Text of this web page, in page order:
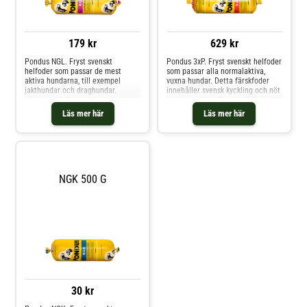
179 kr
Läs mer här
Pondus NGL. Fryst svenskt
helfoder som passar de mest
aktiva hundarna, till exempel
jakthundar och draghundar.
Högenergifoder som även kan ges
till hundar som behöver gå upp i
vikt. Detta färskfodrer är baserat
på svensk gris och nöt samt norsk
629 kr
Läs mer här
Pondus 3xP. Fryst svenskt helfoder
som passar alla normalaktiva,
vuxna hundar. Detta färskfoder
innehåller svensk kyckling och nöt
samt norsk lax. Pondus 3xP är rikt
på omega-fettsyror som främjar
hud, päls och bidrar till mjuka
trampdynor.
NGK 500 G
30 kr